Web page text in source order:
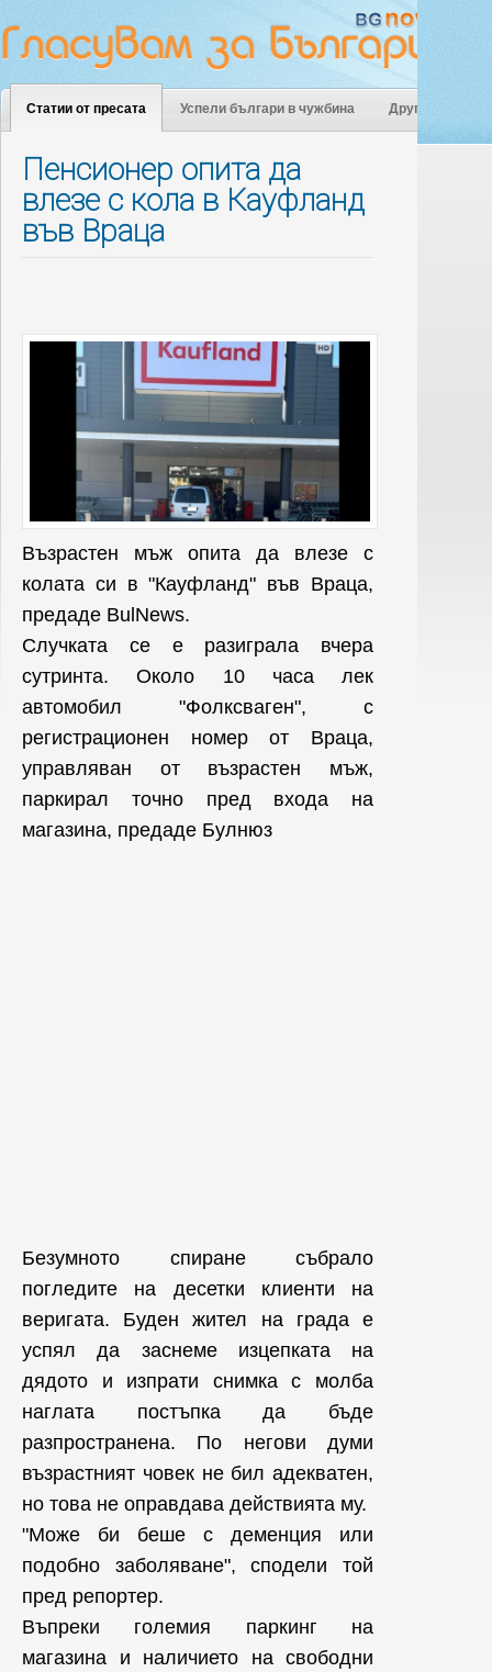
Статии от пресата Успели българи в чужбина Други
Пенсионер опита да
влезе с кола в Кауфланд
във Враца
Възрастен мъж опита да влезе с
колата си в "Кауфланд" във Враца,
предаде BulNews.
Случката се е разиграла вчера
сутринта. Около 10 часа лек
автомобил "Фолксваген", с
регистрационен номер от Враца,
управляван от възрастен мъж,
паркирал точно пред входа на
магазина, предаде Булнюз
Безумното спиране събрало
погледите на десетки клиенти на
веригата. Буден жител на града е
успял да заснеме изцепката на
дядото и изпрати снимка с молба
наглата постъпка да бъде
разпространена. По негови думи
възрастният човек не бил адекватен,
но това не оправдава действията му.
"Може би беше с деменция или
подобно заболяване", сподели той
пред репортер.
Въпреки големия паркинг на
магазина и наличието на свободни